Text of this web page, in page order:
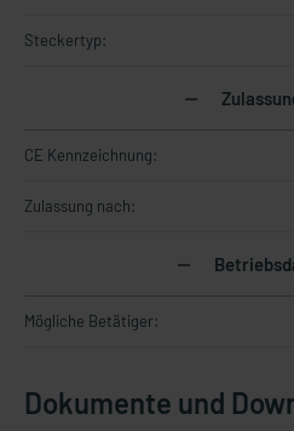
Steckertyp:
CE Kennzeichnung:
Zulassung nach:
Mögliche Betätiger:
Dokumente und